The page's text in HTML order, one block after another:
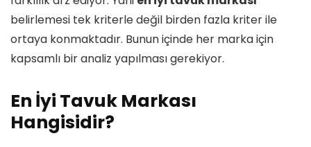
belirlemesi tek kriterle değil birden fazla kriter ile
ortaya konmaktadır. Bunun içinde her marka için
kapsamlı bir analiz yapılması gerekiyor.
En İyi Tavuk Markası
Hangisidir?